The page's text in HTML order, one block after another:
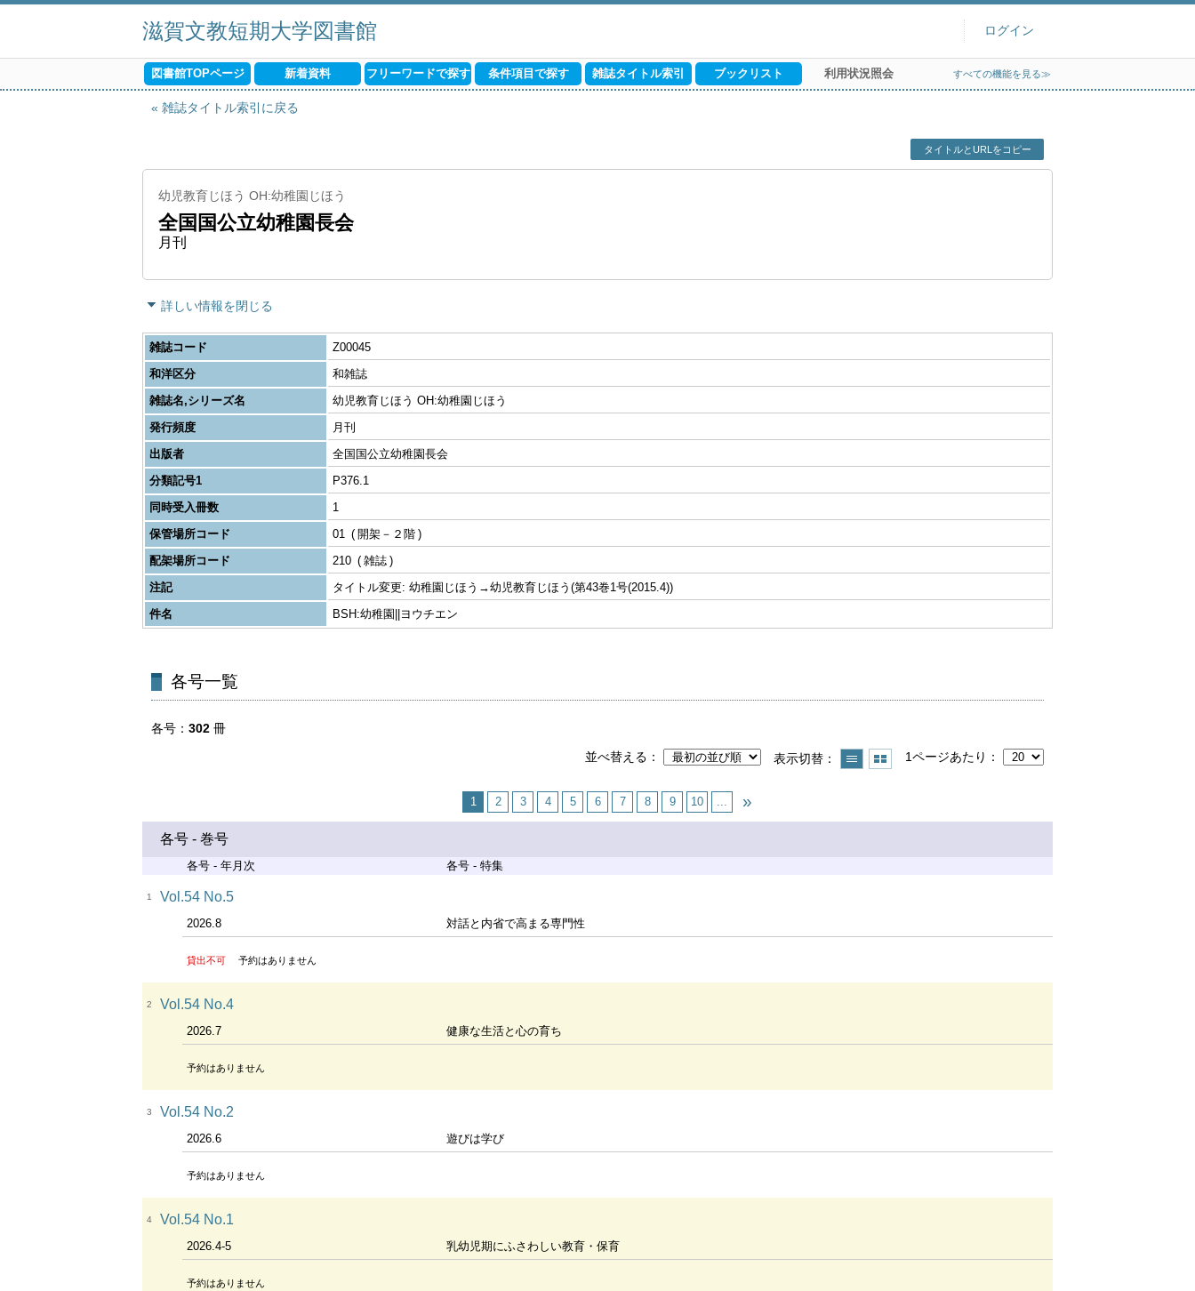
滋賀文教短期大学図書館 ログイン
図書館TOPページ 新着資料 フリーワードで探す 条件項目で探す 雑誌タイトル索引 ブックリスト 利用状況照会 すべての機能を見る≫
雑誌タイトル索引に戻る
タイトルとURLをコピー
幼児教育じほう OH:幼稚園じほう
全国国公立幼稚園長会
月刊
詳しい情報を閉じる
雑誌コード
Z00045
和洋区分
和雑誌
雑誌名,シリーズ名
幼児教育じほう OH:幼稚園じほう
発行頻度
月刊
出版者
全国国公立幼稚園長会
分類記号1
P376.1
同時受入冊数
1
保管場所コード
01
開架－２階
配架場所コード
210
雑誌
注記
タイトル変更: 幼稚園じほう→幼児教育じほう(第43巻1号(2015.4))
件名
BSH:幼稚園||ヨウチエン
各号一覧
各号 302 冊
並べ替える
表示切替 1ページあたり
1 2 3 4 5 6 7 8 9 10 ...
各号 - 巻号
各号 - 年月次 各号 - 特集
1 Vol.54 No.5
2026.8 対話と内省で高まる専門性
貸出不可 予約はありません
2 Vol.54 No.4
2026.7 健康な生活と心の育ち
予約はありません
3 Vol.54 No.2
2026.6 遊びは学び
予約はありません
4 Vol.54 No.1
2026.4-5 乳幼児期にふさわしい教育・保育
予約はありません